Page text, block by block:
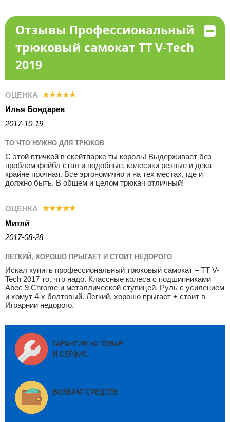
Отзывы Профессиональный
трюковый самокат TT V-Tech
2019
ОЦЕНКА
Илья Бондарев
2017-10-19
ТО ЧТО НУЖНО ДЛЯ ТРЮКОВ
С этой птичкой в скейтпарке ты король! Выдерживает без
проблем фейбл стал и подобные, колесики резвые и дека
крайне прочная. Все эргономично и на тех местах, где и
должно быть. В общем и целом трюкач отличный!
ОЦЕНКА
Митяй
2017-08-28
ЛЕГКИЙ, ХОРОШО ПРЫГАЕТ И СТОИТ НЕДОРОГО
Искал купить профессиональный трюковый самокат – TT V-
Tech 2017 то, что надо. Классные колеса с подшипниками
Abec 9 Chrome и металлической ступицей. Руль с усилением
и хомут 4-х болтовый. Легкий, хорошо прыгает + стоит в
Играрнии недорого.
ГАРАНТИЯ НА ТОВАР
И СЕРВИС
ВОЗВРАТ СРЕДСТВ